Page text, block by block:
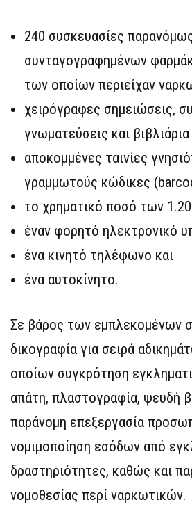
240 συσκευασίες
συνταγογραφημένων
των οποίων περιείχαν
χειρόγραφες σημειώσεις,
γνωματεύσεις και βιβλιάρια
αποκομμένες ταινίες
γραμμωτούς κώδικες
το χρηματικό ποσό των
έναν φορητό ηλεκτρονικό
ένα κινητό τηλέφωνο και
ένα αυτοκίνητο.
Σε βάρος των εμπλεκομένων
δικογραφία για σειρά
οποίων συγκρότηση
απάτη, πλαστογραφία, ψευδή
παράνομη επεξεργασία
νομιμοποίηση εσόδων από
δραστηριότητες, καθώς και
νομοθεσίας περί ναρκωτικών.